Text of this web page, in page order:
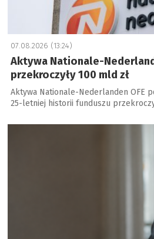
07.08.2026 (13:24)
Aktywa Nationale-
przekroczyły 100 mld zł
Aktywa Nationale-Nederlanden OFE
25-letniej historii funduszu
a